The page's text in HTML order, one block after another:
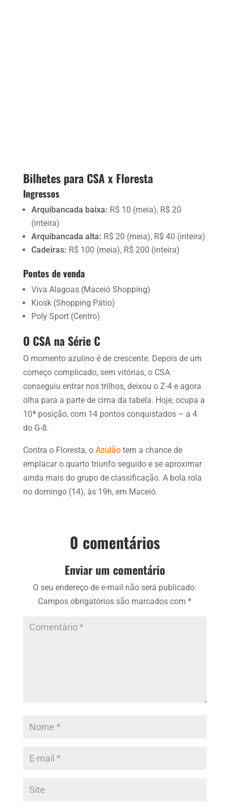
Bilhetes para CSA x Floresta
Ingressos
Arquibancada baixa: R$ 10 (meia), R$ 20
(inteira)
Arquibancada alta: R$ 20 (meia), R$ 40 (inteira)
Cadeiras: R$ 100 (meia), R$ 200 (inteira)
Pontos de venda
Viva Alagoas (Maceió Shopping)
Kiosk (Shopping Pátio)
Poly Sport (Centro)
O CSA na Série C
O momento azulino é de crescente. Depois de um
começo complicado, sem vitórias, o CSA
conseguiu entrar nos trilhos, deixou o Z-4 e agora
olha para a parte de cima da tabela. Hoje, ocupa a
10ª posição, com 14 pontos conquistados – a 4
do G-8.
Contra o Floresta, o Azulãotem a chance de
emplacar o quarto triunfo seguido e se aproximar
ainda mais do grupo de classificação. A bola rola
no domingo (14), às 19h, em Maceió.
0 comentários
Enviar um comentário
O seu endereço de e-mail não será publicado.
Campos obrigatórios são marcados com*